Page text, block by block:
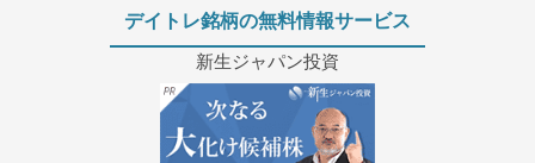
デイトレ銘柄の無料情報サービス
新生ジャパン投資